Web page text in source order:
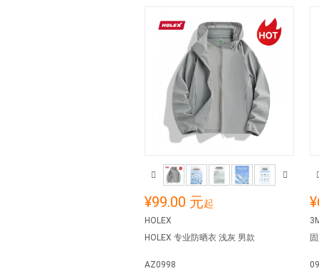
¥99.00 元起
HOLEX
HOLEX 专业防晒衣 浅灰 男款
AZ0998